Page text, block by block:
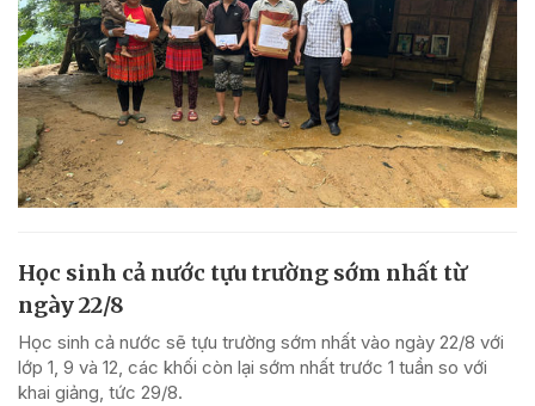
Học sinh cả nước tựu trường sớm nhất từ
ngày 22/8
Học sinh cả nước sẽ tựu trường sớm nhất vào ngày 22/8 với
lớp 1, 9 và 12, các khối còn lại sớm nhất trước 1 tuần so với
khai giảng, tức 29/8.